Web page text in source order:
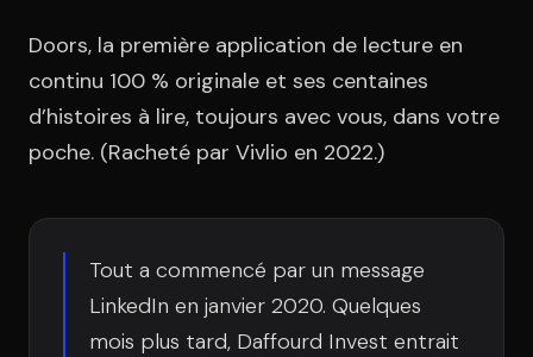
Activités
Témoignages
Doors, la première application de lecture en
continu 100 % originale et ses centaines
d’histoires à lire, toujours avec vous, dans votre
poche. (Racheté par Vivlio en 2022.)
Tout a commencé par un message
LinkedIn en janvier 2020. Quelques
mois plus tard, Daffourd Invest entrait